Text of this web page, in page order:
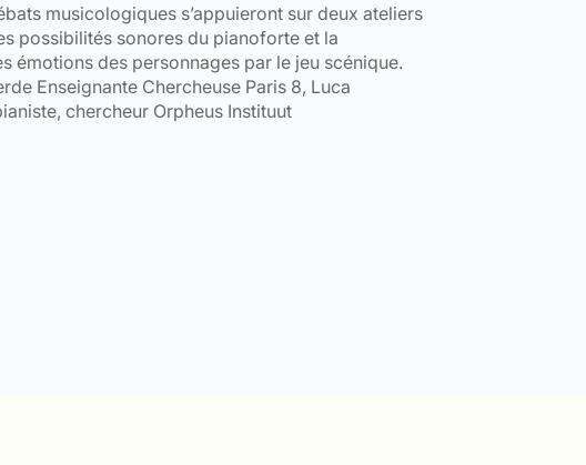
musicologiques s’appuieront sur deux ateliers
possibilités sonores du pianoforte et la
émotions des personnages par le jeu scénique.
Enseignante Chercheuse Paris 8, Luca
chercheur Orpheus Instituut